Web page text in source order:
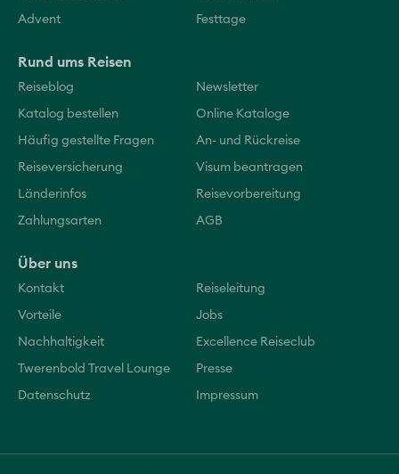
Advent Festtage
Rund ums Reisen
Reiseblog Newsletter
Katalog bestellen Online Kataloge
Häufig gestellte Fragen An- und Rückreise
Reiseversicherung Visum beantragen
Länderinfos Reisevorbereitung
Zahlungsarten AGB
Über uns
Kontakt Reiseleitung
Vorteile Jobs
Nachhaltigkeit Excellence Reiseclub
Twerenbold Travel Lounge Presse
Datenschutz Impressum